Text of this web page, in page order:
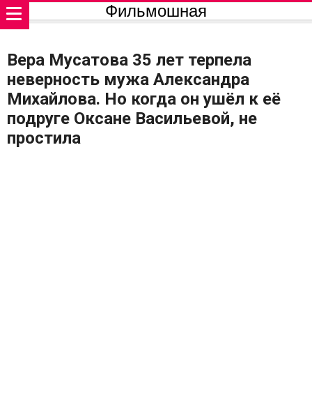
Фильмошная
Вера Мусатова 35 лет терпела
неверность мужа Александра
Михайлова. Но когда он ушёл к её
подруге Оксане Васильевой, не
простила